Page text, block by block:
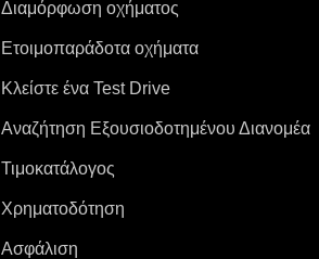
Διαμόρφωση οχήματος
Ετοιμοπαράδοτα οχήματα
Κλείστε ένα Test Drive
Αναζήτηση Εξουσιοδοτημένου Διανομέα
Τιμοκατάλογος
Χρηματοδότηση
Ασφάλιση